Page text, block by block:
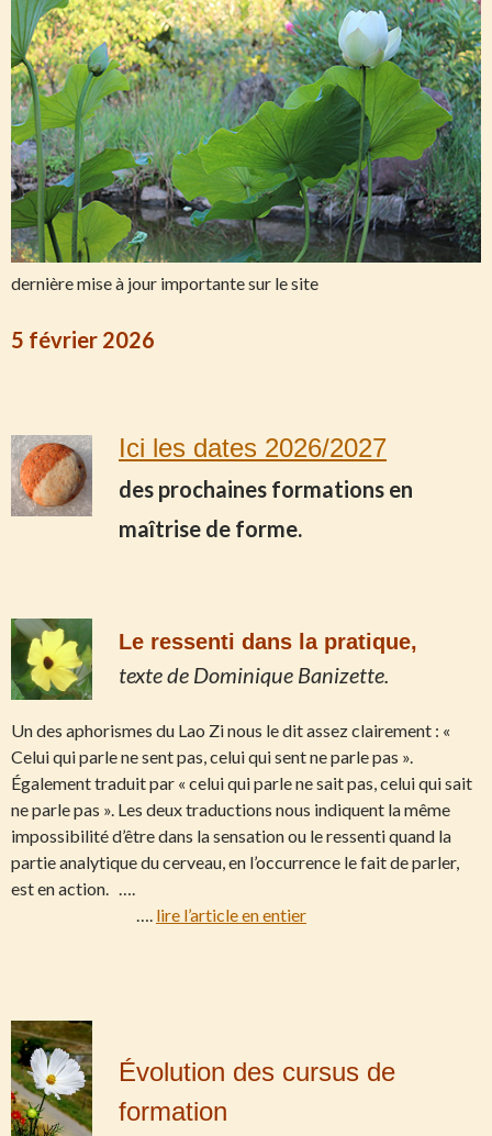
dernière mise à jour importante sur le site
5 février 2026
Ici les dates 2026/2027
des prochaines formations en
maîtrise de forme.
Le ressenti dans la pratique,
texte de Dominique Banizette.
Un des aphorismes du Lao Zi nous le dit assez clairement : «
Celui qui parle ne sent pas, celui qui sent ne parle pas ».
Également traduit par « celui qui parle ne sait pas, celui qui sait
ne parle pas ». Les deux traductions nous indiquent la même
impossibilité d’être dans la sensation ou le ressenti quand la
partie analytique du cerveau, en l’occurrence le fait de parler,
est en action. ….
lire l’article en entier
Évolution des cursus de
formation